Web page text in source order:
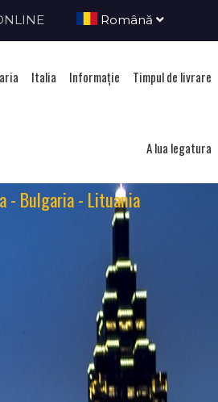
Română
Italia Informație Timpul de livrare
A lua legatura
- Bulgaria - Lituania